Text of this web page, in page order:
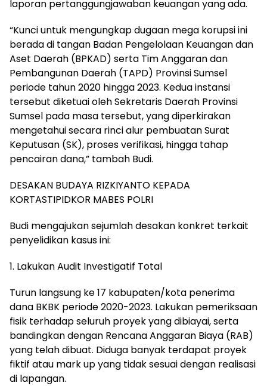
laporan pertanggungjawaban keuangan yang ada.
“Kunci untuk mengungkap dugaan mega korupsi ini
berada di tangan Badan Pengelolaan Keuangan dan
Aset Daerah (BPKAD) serta Tim Anggaran dan
Pembangunan Daerah (TAPD) Provinsi Sumsel
periode tahun 2020 hingga 2023. Kedua instansi
tersebut diketuai oleh Sekretaris Daerah Provinsi
Sumsel pada masa tersebut, yang diperkirakan
mengetahui secara rinci alur pembuatan Surat
Keputusan (SK), proses verifikasi, hingga tahap
pencairan dana,” tambah Budi.
DESAKAN BUDAYA RIZKIYANTO KEPADA
KORTASTIPIDKOR MABES POLRI
Budi mengajukan sejumlah desakan konkret terkait
penyelidikan kasus ini:
1. Lakukan Audit Investigatif Total
Turun langsung ke 17 kabupaten/kota penerima
dana BKBK periode 2020-2023. Lakukan pemeriksaan
fisik terhadap seluruh proyek yang dibiayai, serta
bandingkan dengan Rencana Anggaran Biaya (RAB)
yang telah dibuat. Diduga banyak terdapat proyek
fiktif atau mark up yang tidak sesuai dengan realisasi
di lapangan.